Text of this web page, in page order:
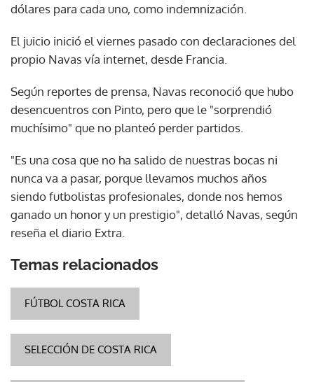
dólares para cada uno, como indemnización.
El juicio inició el viernes pasado con declaraciones del
propio Navas vía internet, desde Francia.
Según reportes de prensa, Navas reconoció que hubo
desencuentros con Pinto, pero que le "sorprendió
muchísimo" que no planteó perder partidos.
"Es una cosa que no ha salido de nuestras bocas ni
nunca va a pasar, porque llevamos muchos años
siendo futbolistas profesionales, donde nos hemos
ganado un honor y un prestigio", detalló Navas, según
reseña el diario Extra.
Temas relacionados
FÚTBOL COSTA RICA
SELECCIÓN DE COSTA RICA